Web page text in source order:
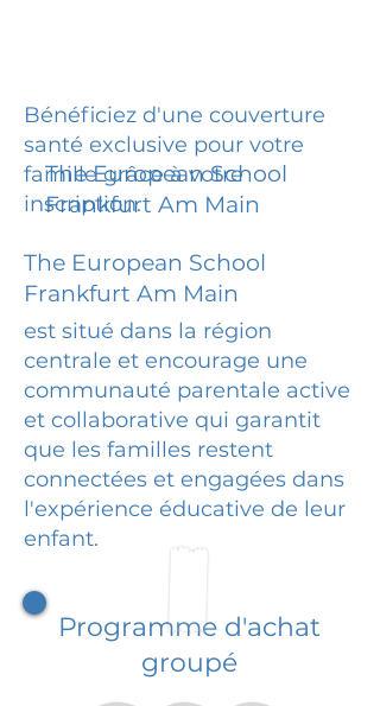
Bénéficiez d'une couverture
santé exclusive pour votre
famille grâce à votre
inscription.
The European School
Frankfurt Am Main
The European School
Frankfurt Am Main
est situé dans la région
centrale et encourage une
communauté parentale active
et collaborative qui garantit
que les familles restent
connectées et engagées dans
l'expérience éducative de leur
enfant.
Programme d'achat
groupé